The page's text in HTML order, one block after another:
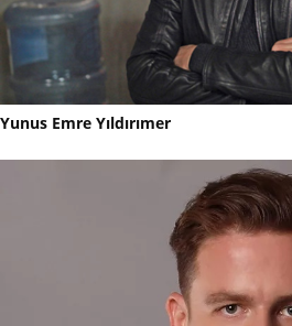
Yunus Emre Yıldırımer